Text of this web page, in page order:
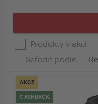
RÁMEČKY
VÝPRODEJ
Značka
Zoom nebo pevná optika
Produkty v akci
Seřadit podle
AKCE
CASHBACK